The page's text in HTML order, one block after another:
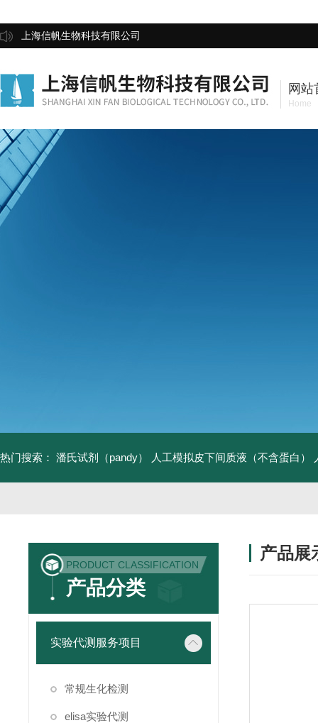
上海信帆生物科技有限公司
网站
Home
热门搜索： 潘氏试剂（pandy） 人工模拟皮下间质液（不含蛋白）
PRODUCT CLASSIFICATION
产品分类
实验代测服务项目
常规生化检测
elisa实验代测
产品展